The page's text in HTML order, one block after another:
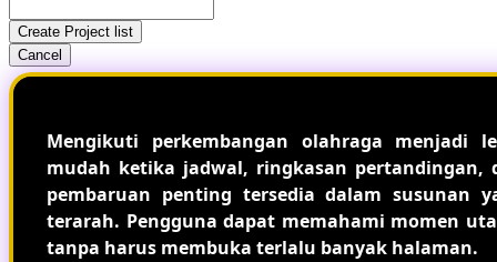
Create Project list
Cancel
Mengikuti perkembangan olahraga menjadi
mudah ketika jadwal, ringkasan pertandingan,
pembaruan penting tersedia dalam susunan
terarah. Pengguna dapat memahami momen
tanpa harus membuka terlalu banyak halaman.